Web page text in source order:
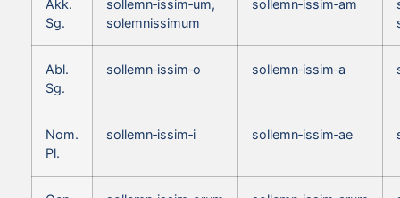
Akk.
Sg.
sollemn‑issim‑um,
solemnissimum
sollemn‑issim‑am
Abl.
Sg.
sollemn‑issim‑o sollemn‑issim‑a
Nom.
Pl.
sollemn‑issim‑i sollemn‑issim‑ae